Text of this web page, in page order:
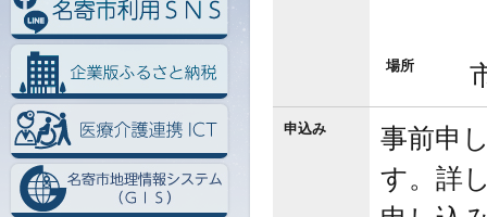
場所
申込み
事前申
す。詳